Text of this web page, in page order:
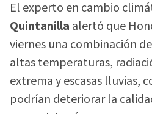
El experto en cambio
Quintanilla alertó que
viernes una combinación
altas temperaturas,
extrema y escasas lluvias,
podrían deteriorar la